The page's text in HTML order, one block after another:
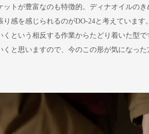
ットが豊富なのも特徴的。ディナオイルの
り感を感じられるのがDO-24と考えていま
くという相反する作業からたどり着いた型
くと思いますので、今のこの形が気になった